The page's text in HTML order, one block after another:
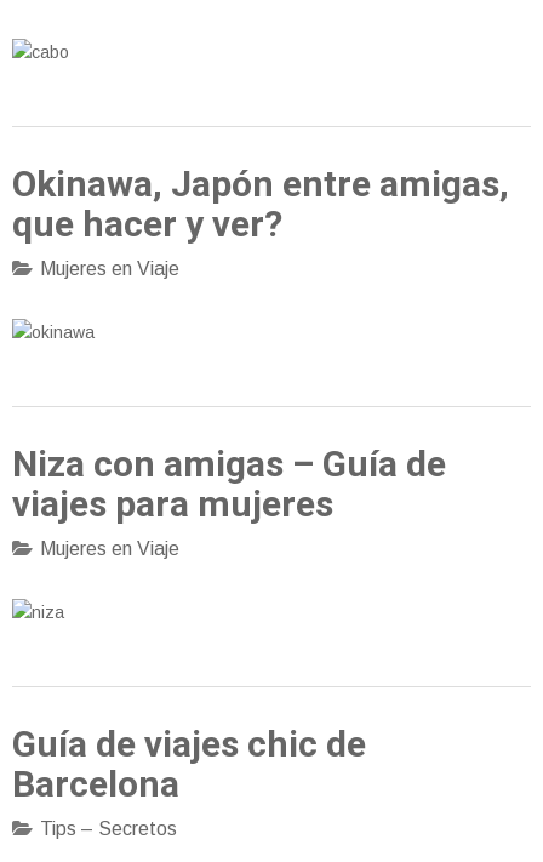
Okinawa, Japón entre amigas,
que hacer y ver?
Mujeres en Viaje
Niza con amigas – Guía de
viajes para mujeres
Mujeres en Viaje
Guía de viajes chic de
Barcelona
Tips – Secretos